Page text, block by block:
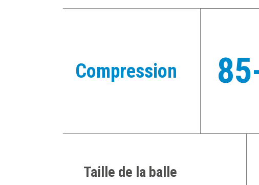
Compression
Taille de la balle